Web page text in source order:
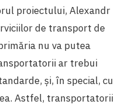
proiectului, Alexandr
de transport de
nu va putea
ar trebui
și, în special, cu
Astfel, transportatorii